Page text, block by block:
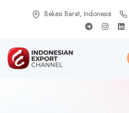
Bekasi Barat, Indonesia